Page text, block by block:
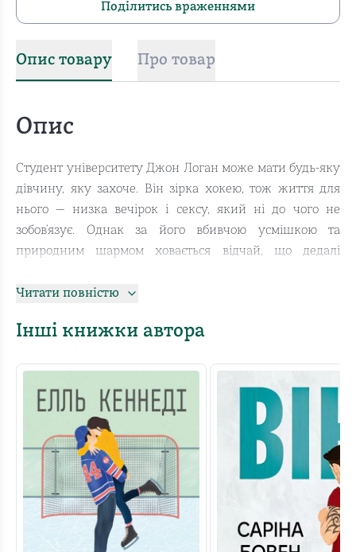
Поділитись враженнями
Опис товару Про товар
Опис
Студент університету Джон Логан може мати будь-яку
дівчину, яку захоче. Він зірка хокею, тож життя для
нього — низка вечірок і сексу, який ні до чого не
зобов’язує. Однак за його вбивчою усмішкою та
природним шармом ховається відчай, що дедалі
хокей і повернутися до свого маленького містечка.
Іверс видається йому ще однією швидкоплинною
дівчину, відкриває Логану очі на їхні стосунки. Однак
чи вдасться йому отримати другий шанс?
Читати повністю
Інші книжки автора